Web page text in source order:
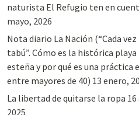
naturista El Refugio ten en
mayo, 2026
Nota diario La Nación (“Cada
tabú”. Cómo es la histórica
esteña y por qué es una práctica
entre mayores de 40) 13 enero,
La libertad de quitarse la ropa
2025